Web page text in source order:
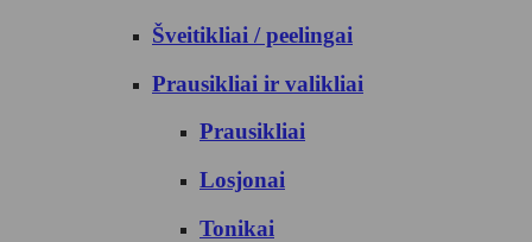
Šveitikliai / peelingai
Prausikliai ir valikliai
Prausikliai
Losjonai
Tonikai